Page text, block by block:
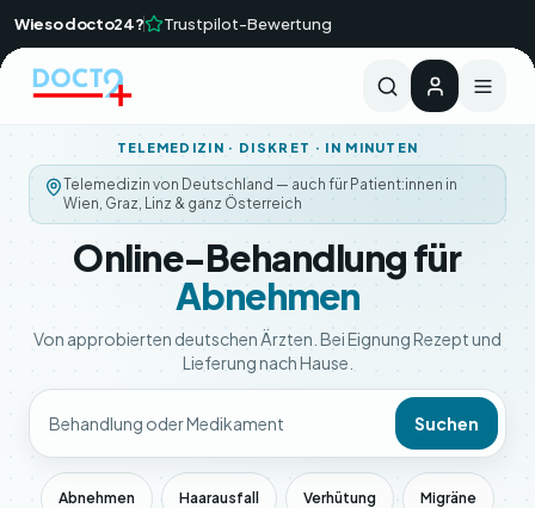
Zum Hauptinhalt springen
Wieso docto24? Trustpilot-Bewertung
Ärztliche Rückmeldung i.d.R. innerhalb von 24
TELEMEDIZIN · DISKRET · IN MINUTEN
Telemedizin von Deutschland — auch für Patient:innen in
Wien, Graz, Linz & ganz Österreich
Online-Behandlung für
Abnehmen
Von approbierten deutschen Ärzten. Bei Eignung Rezept und
Lieferung nach Hause.
Suchen
Abnehmen Haarausfall Verhütung Migräne